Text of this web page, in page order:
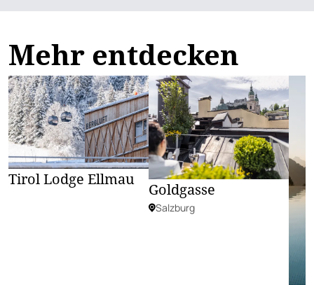
Mehr entdecken
Tirol Lodge Ellmau
Goldgasse
Salzburg